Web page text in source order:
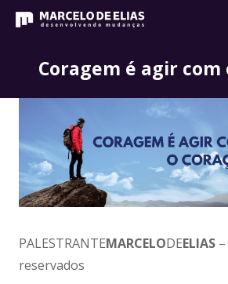
Coragem é agir com
PALESTRANTEMARCELODEELIAS
reservados